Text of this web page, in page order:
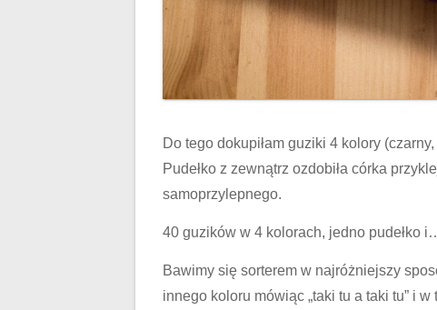
Do tego dokupiłam guziki 4 kolory
Pudełko z zewnątrz ozdobiła córka
samoprzylepnego.
40 guzików w 4 kolorach, jedno pudełko
Bawimy się sorterem w najróżniejszy
innego koloru mówiąc „taki tu a taki tu” i